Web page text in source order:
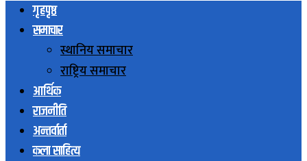
गृहपृष्ठ
समाचार
स्थानिय समाचार
राष्ट्रिय समाचार
आर्थिक
राजनीति
अन्तर्वार्ता
कला साहित्य